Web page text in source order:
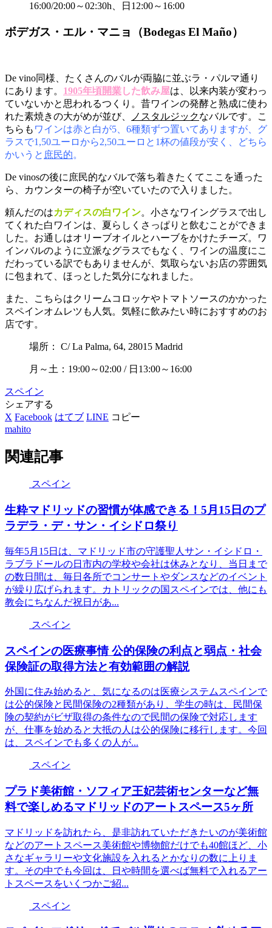
16:00/20:00～02:30h、日12:00～16:00
ボデガス・エル・マニョ（Bodegas El Maño）
De vino同様、たくさんのバルが両脇に並ぶラ・パルマ通り
にあります。 1905年頃開業 した飲み屋は、以来内装が変わっ
ていないかと思われるつくり。昔ワインの発酵と熟成に使わ
れた素焼きの大がめが並び、
ノスタルジックなバルです。こ
ちらも ワインは赤と白が5、6種類ずつ置いてありますが、グ
ラスで1,50ユーロから2,50ユーロと1杯の値段が安く、どちら
かいうと 庶民的。
De vinosの後に庶民的なバルで落ち着きたくてここを通った
ら、カウンターの椅子が空いていたので入りました。
頼んだのはカディスの白ワイン。小さなワイングラスで出し
てくれた白ワインは、夏らしくさっぱりと飲むことができま
した。お通しはオリーブオイルとハーブをかけたチーズ。ワ
インバルのように立派なグラスでもなく、ワインの温度にこ
だわっている訳でもありませんが、気取らないお店の雰囲気
に包まれて、ほっとした気分になれました。
また、こちらはクリームコロッケやトマトソースのかかった
スペインオムレツも人気。気軽に飲みたい時におすすめのお
店です。
場所： C/ La Palma, 64, 28015 Madrid
月～土：19:00～02:00 / 日13:00～16:00
スペイン
シェアする
X Facebook はてブ LINE コピー
mahito
関連記事
スペイン
生粋マドリッドの習慣が体感できる！5月15日のプ
ラデラ・デ・サン・イシドロ祭り
毎年5月15日は、マドリッド市の守護聖人サン・イシドロ・
ラブラドールの日市内の学校や会社は休みとなり、当日まで
の数日間は、毎日各所でコンサートやダンスなどのイベント
が繰り広げられます。カトリックの国スペインでは、他にも
教会にちなんだ祝日があ...
スペイン
スペインの医療事情 公的保険の利点と弱点・社会
保険証の取得方法と有効範囲の解説
外国に住み始めると、気になるのは医療システムスペインで
は公的保険と民間保険の2種類があり、学生の時は、民間保
険の契約がビザ取得の条件なので民間の保険で対応します
が、仕事を始めると大抵の人は公的保険に移行します。今回
は、スペインでも多くの人が...
スペイン
プラド美術館・ソフィア王妃芸術センターなど無
料で楽しめるマドリッドのアートスペース5ヶ所
マドリッドを訪れたら、是非訪れていただきたいのが美術館
などのアートスペース美術館や博物館だけでも40館ほど、小
さなギャラリーや文化施設を入れるとかなりの数に上りま
す。その中でも今回は、日や時間を選べば無料で入れるアー
トスペースをいくつかご紹...
スペイン